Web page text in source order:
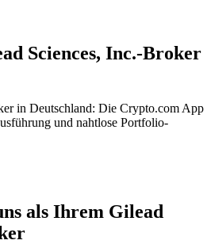
Sciences, Inc.-Broker
in Deutschland: Die Crypto.com App
und nahtlose Portfolio-
als Ihrem Gilead